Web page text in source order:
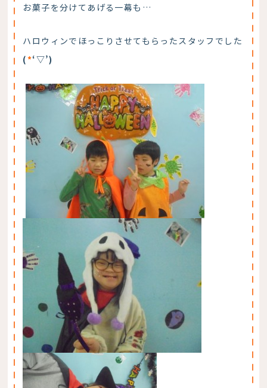
お菓子を分けてあげる一幕も…
ハロウィンでほっこりさせてもらったスタッフでした
(*‘▽’)